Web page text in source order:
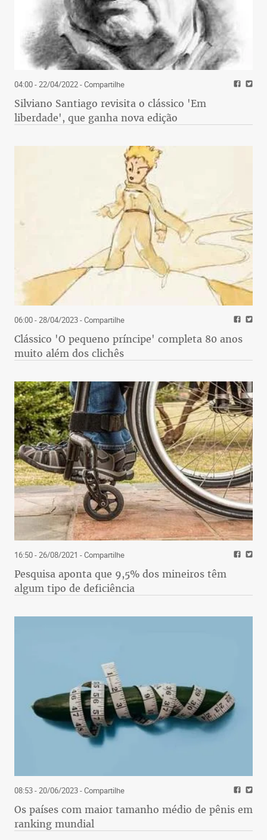
04:00 - 22/04/2022- Compartilhe
Silviano Santiago revisita o clássico 'Em
liberdade', que ganha nova edição
06:00 - 28/04/2023- Compartilhe
Clássico 'O pequeno príncipe' completa 80 anos
muito além dos clichês
16:50 - 26/08/2021 - Compartilhe
Pesquisa aponta que 9,5% dos mineiros têm
algum tipo de deficiência
08:53 - 20/06/2023- Compartilhe
Os países com maior tamanho médio de pênis em
ranking mundial